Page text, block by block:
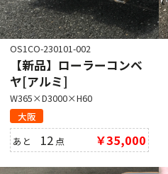
OS1CO-230101-002
【新品】ローラーコンベ
ヤ[アルミ]
W365×D3000×H60
大阪
あと 12 点 ￥35,000